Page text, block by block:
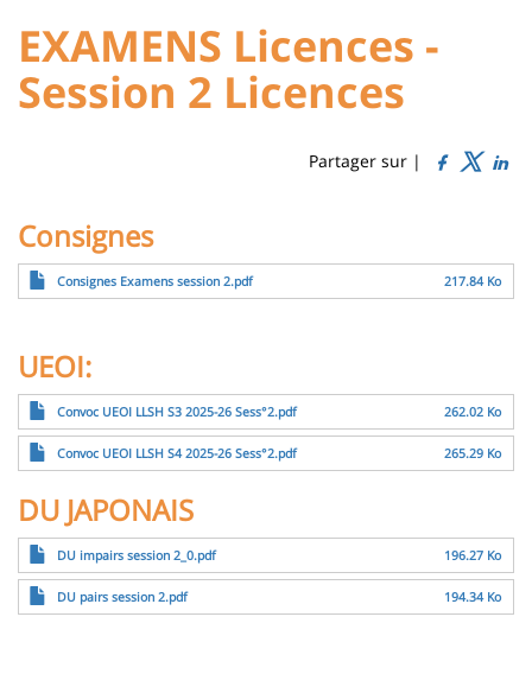
composantes
University
:
Sidebar
University
:
Main
Titre
EXAMENS Licences -
Session 2 Licences
Partager sur |
Contenu
de
la
principale
Consignes
FichierConsignes Examens session 2.pdf 217.84 Ko
UEOI:
FichierConvoc UEOI LLSH S3 2025-26 Sess°2.pdf 262.02 Ko
FichierConvoc UEOI LLSH S4 2025-26 Sess°2.pdf 265.29 Ko
DU JAPONAIS
FichierDU impairs session 2_0.pdf 196.27 Ko
FichierDU pairs session 2.pdf 194.34 Ko